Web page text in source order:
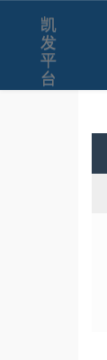
凯
发
平
台